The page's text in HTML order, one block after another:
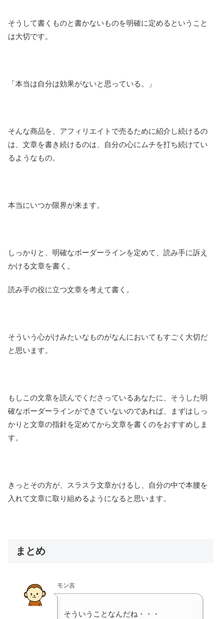
そうして書くものと書かないものを明確に定めるということ
は大切です。
「本当は自分は効果がないと思っている。」
そんな商品を、アフィリエイトで売るために紹介し続けるの
は、文章を書き続けるのは、自分の心にムチを打ち続けてい
るようなもの。
本当にいつか限界が来ます。
しっかりと、明確なボーダーラインを定めて、読み手に訴え
かける文章を書く。
読み手の役に立つ文章を考えて書く。
そういう心がけみたいなものがなんにおいてもすごく大切だ
と思います。
もしこの文章を読んでくださっているあなたに、そうした明
確なボーダーラインができていないのであれば、まずはしっ
かりと文章の指針を定めてから文章を書くのをおすすめしま
す。
きっとその方が、スラスラ文章かけるし、自分の中で本腰を
入れて文章に取り組めるようになると思います。
まとめ
モン吉
そういうことなんだね・・・